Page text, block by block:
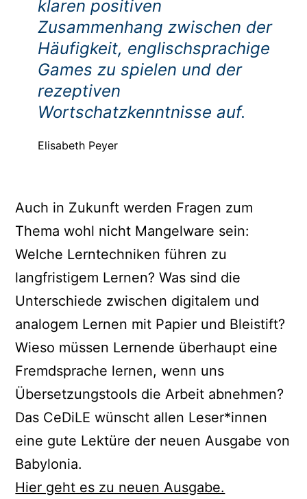
klaren positiven
Zusammenhang zwischen der
Häufigkeit, englischsprachige
Games zu spielen und der
rezeptiven
Wortschatzkenntnisse auf.
Elisabeth Peyer
Auch in Zukunft werden Fragen zum
Thema wohl nicht Mangelware sein:
Welche Lerntechniken führen zu
langfristigem Lernen? Was sind die
Unterschiede zwischen digitalem und
analogem Lernen mit Papier und Bleistift?
Wieso müssen Lernende überhaupt eine
Fremdsprache lernen, wenn uns
Übersetzungstools die Arbeit abnehmen?
Das CeDiLE wünscht allen Leser*innen
eine gute Lektüre der neuen Ausgabe von
Babylonia.
Hier geht es zu neuen Ausgabe.